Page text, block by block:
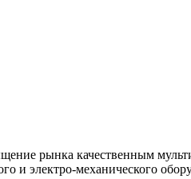
рынка качественным
электро-механического